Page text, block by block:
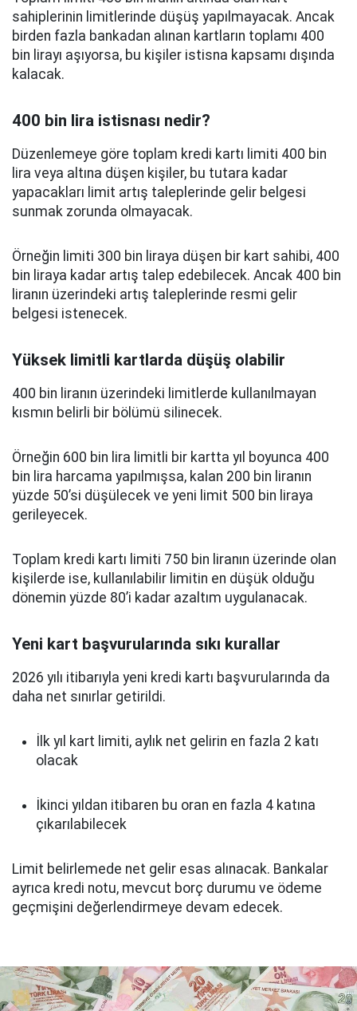
sahiplerinin limitlerinde düşüş yapılmayacak. Ancak
birden fazla bankadan alınan kartların toplamı 400
bin lirayı aşıyorsa, bu kişiler istisna kapsamı dışında
kalacak.
400 bin lira istisnası nedir?
Düzenlemeye göre toplam kredi kartı limiti 400 bin
lira veya altına düşen kişiler, bu tutara kadar
yapacakları limit artış taleplerinde gelir belgesi
sunmak zorunda olmayacak.
Örneğin limiti 300 bin liraya düşen bir kart sahibi, 400
bin liraya kadar artış talep edebilecek. Ancak 400 bin
liranın üzerindeki artış taleplerinde resmi gelir
belgesi istenecek.
Yüksek limitli kartlarda düşüş olabilir
400 bin liranın üzerindeki limitlerde kullanılmayan
kısmın belirli bir bölümü silinecek.
Örneğin 600 bin lira limitli bir kartta yıl boyunca 400
bin lira harcama yapılmışsa, kalan 200 bin liranın
yüzde 50’si düşülecek ve yeni limit 500 bin liraya
gerileyecek.
Toplam kredi kartı limiti 750 bin liranın üzerinde olan
kişilerde ise, kullanılabilir limitin en düşük olduğu
dönemin yüzde 80’i kadar azaltım uygulanacak.
Yeni kart başvurularında sıkı kurallar
2026 yılı itibarıyla yeni kredi kartı başvurularında da
daha net sınırlar getirildi.
İlk yıl kart limiti, aylık net gelirin en fazla 2 katı
olacak
İkinci yıldan itibaren bu oran en fazla 4 katına
çıkarılabilecek
Limit belirlemede net gelir esas alınacak. Bankalar
ayrıca kredi notu, mevcut borç durumu ve ödeme
geçmişini değerlendirmeye devam edecek.